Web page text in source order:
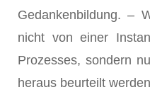
Gedankenbildung. –
nicht von einer
Prozesses, sondern
heraus beurteilt